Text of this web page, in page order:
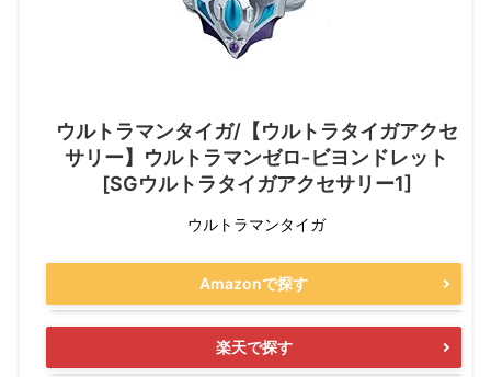
ウルトラマンタイガ/【ウルトラタイガアクセ
サリー】ウルトラマンゼロ-ビヨンドレット
[SGウルトラタイガアクセサリー1]
ウルトラマンタイガ
Amazonで探す
楽天で探す